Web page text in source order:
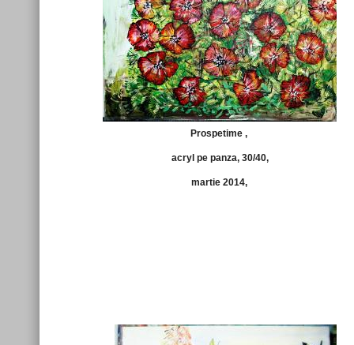
Prospetime ,
acryl pe panza, 30/40,
martie 2014,